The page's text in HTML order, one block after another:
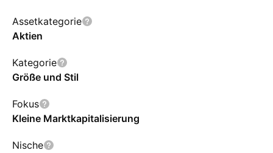
Assetkategorie
Aktien
Kategorie
Größe und Stil
Fokus
Kleine Marktkapitalisierung
Nische